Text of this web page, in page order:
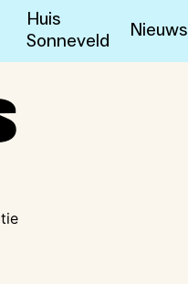
Huis
Sonneveld
Nieuws